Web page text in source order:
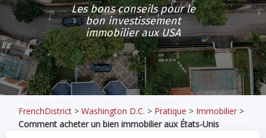
Les bons conseils pour le
bon investissement
immobilier aux USA
FrenchDistrict >Washington D.C. > Pratique > Immobilier >
Comment acheter un bien immobilier aux États-Unis